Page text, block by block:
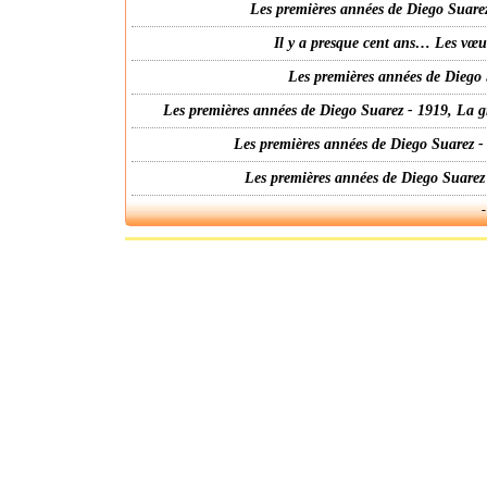
Les premières années de Diego
Il y a presque cent ans… Les
Les premières années de
Les premières années de Diego Suarez - 1919,
Les premières années de Diego
Les premières années de Diego